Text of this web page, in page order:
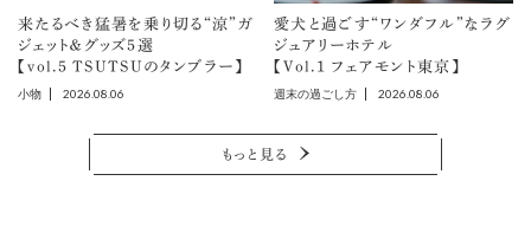
来たるべき猛暑を乗り切る“涼”ガ
ジェット＆グッズ5選
【vol.5 TSUTSUのタンブラー】
小物 2026.08.06
愛犬と過ごす“ワンダフル”なラグ
ジュアリーホテル
【Vol.1 フェアモント東京】
週末の過ごし方 2026.08.06
もっと見る